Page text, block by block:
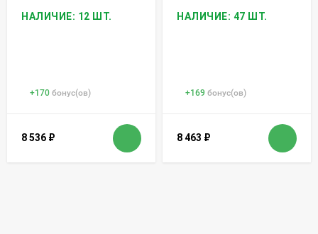
НАЛИЧИЕ: 12 ШТ.
+170 бонус(ов)
8 536 ₽
НАЛИЧИЕ: 47 ШТ.
+169 бонус(ов)
8 463 ₽